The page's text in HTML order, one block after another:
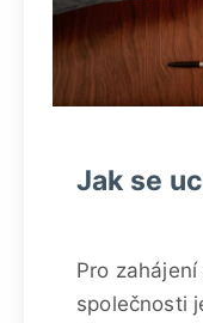
Jak se
Pro
společnosti